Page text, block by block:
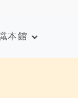
本館